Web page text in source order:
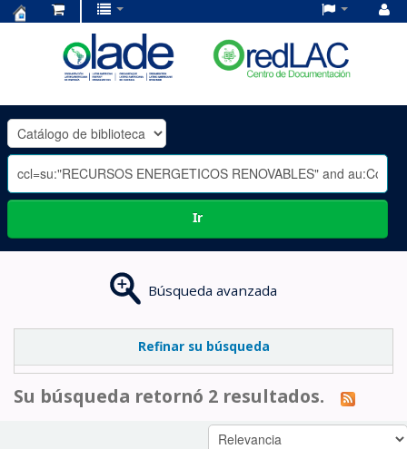
OLADE
-
Ir
Búsqueda avanzada
Refinar su búsqueda
Su búsqueda retornó 2 resultados.